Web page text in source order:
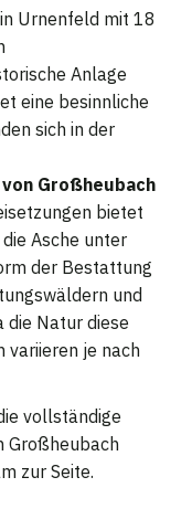
Urnenfeld mit 18
Anlage
eine besinnliche
sich in der
Großheubach
bietet
Asche unter
der Bestattung
und
Natur diese
variieren je nach
vollständige
Großheubach
zur Seite.